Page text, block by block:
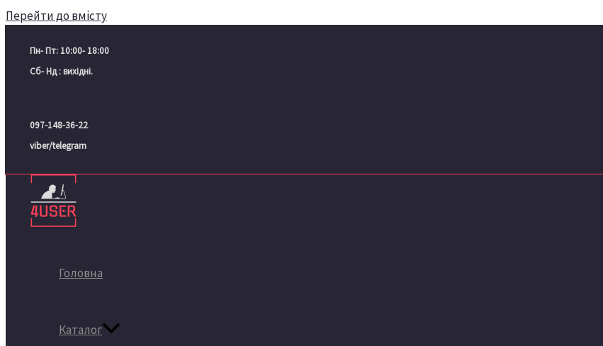
Перейти до вмісту
Пн- Пт: 10:00- 18:00
Сб- Нд : вихідні.
097-148-36-22
viber/telegram
Головна
Каталог